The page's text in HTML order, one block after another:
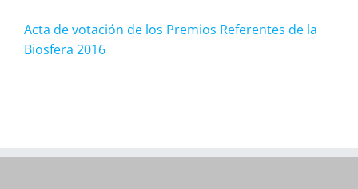
Acta de votación de los Premios Referentes de la
Biosfera 2016